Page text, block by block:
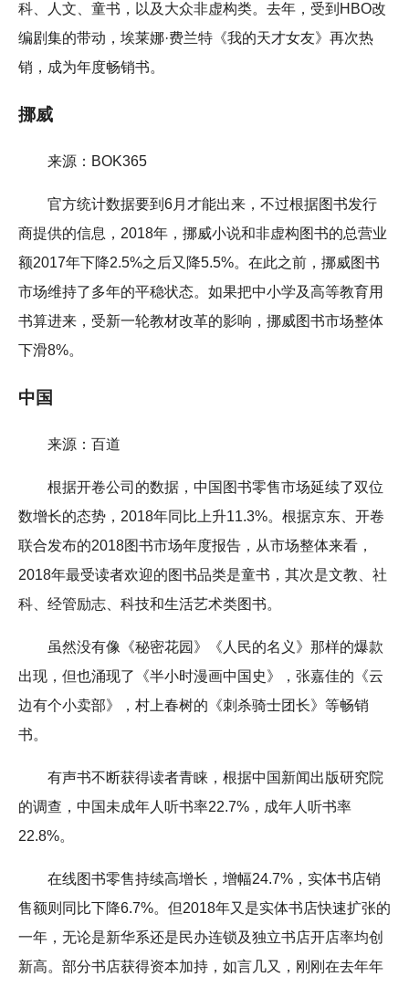
科、人文、童书，以及大众非虚构类。去年，受到HBO改
编剧集的带动，埃莱娜·费兰特《我的天才女友》再次热
销，成为年度畅销书。
挪威
来源：BOK365
官方统计数据要到6月才能出来，不过根据图书发行
商提供的信息，2018年，挪威小说和非虚构图书的总营业
额2017年下降2.5%之后又降5.5%。在此之前，挪威图书
市场维持了多年的平稳状态。如果把中小学及高等教育用
书算进来，受新一轮教材改革的影响，挪威图书市场整体
下滑8%。
中国
来源：百道
根据开卷公司的数据，中国图书零售市场延续了双位
数增长的态势，2018年同比上升11.3%。根据京东、开卷
联合发布的2018图书市场年度报告，从市场整体来看，
2018年最受读者欢迎的图书品类是童书，其次是文教、社
科、经管励志、科技和生活艺术类图书。
虽然没有像《秘密花园》《人民的名义》那样的爆款
出现，但也涌现了《半小时漫画中国史》，张嘉佳的《云
边有个小卖部》，村上春树的《刺杀骑士团长》等畅销
书。
有声书不断获得读者青睐，根据中国新闻出版研究院
的调查，中国未成年人听书率22.7%，成年人听书率
22.8%。
在线图书零售持续高增长，增幅24.7%，实体书店销
售额则同比下降6.7%。但2018年又是实体书店快速扩张的
一年，无论是新华系还是民办连锁及独立书店开店率均创
新高。部分书店获得资本加持，如言几又，刚刚在去年年